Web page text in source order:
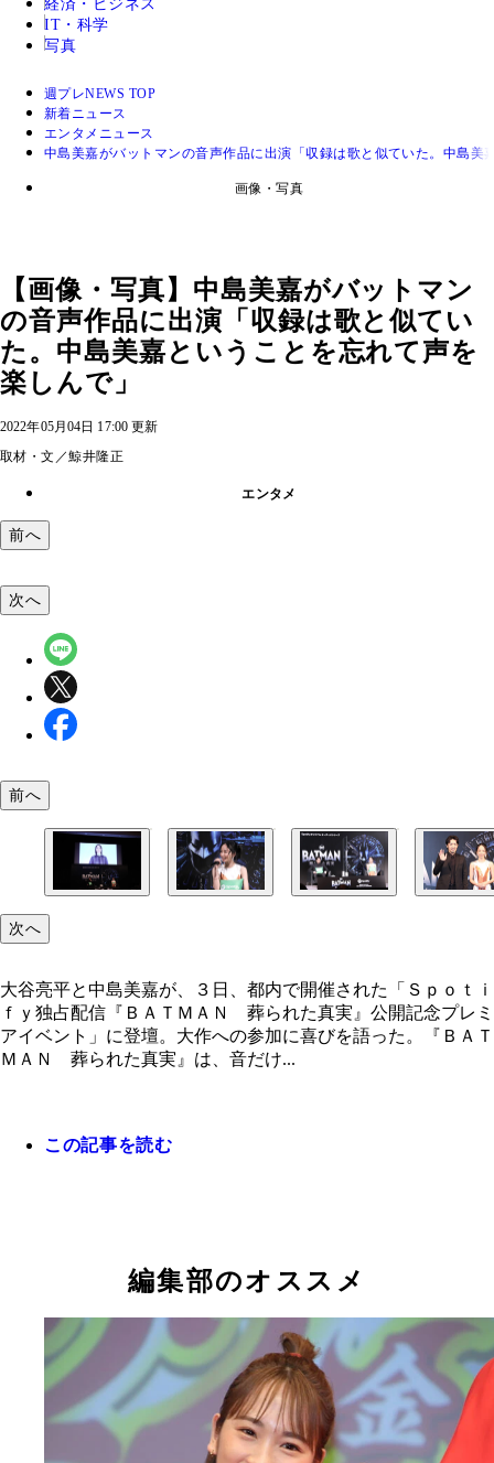
経済・ビジネス
IT・科学
写真
週プレNEWS TOP
新着ニュース
エンタメニュース
中島美嘉がバットマンの音声作品に出演「収録は歌と似ていた。中島美
画像・写真
【画像・写真】中島美嘉がバットマン
の音声作品に出演「収録は歌と似てい
た。中島美嘉ということを忘れて声を
楽しんで」
2022年05月04日 17:00 更新
取材・文／鯨井隆正
エンタメ
前へ
次へ
前へ
次へ
大谷亮平と中島美嘉が、３日、都内で開催された「Ｓｐｏｔｉ
ｆｙ独占配信『ＢＡＴＭＡＮ 葬られた真実』公開記念プレミ
アイベント」に登壇。大作への参加に喜びを語った。『ＢＡＴ
ＭＡＮ 葬られた真実』は、音だけ...
この記事を読む
編集部のオススメ